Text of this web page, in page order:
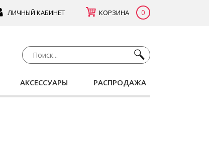
ЛИЧНЫЙ КАБИНЕТ КОРЗИНА 0
АКСЕССУАРЫ РАСПРОДАЖА